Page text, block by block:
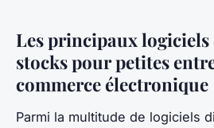
Les principaux logiciels
stocks pour petites
commerce électronique
Parmi la multitude de logiciels